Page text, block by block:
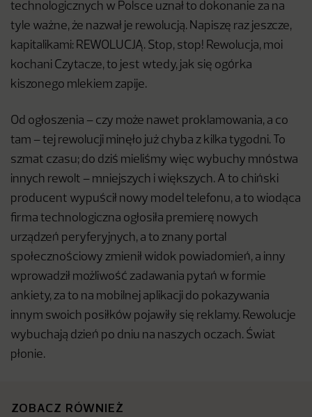
technologicznych w Polsce uznał to dokonanie za na
tyle ważne, że nazwał je rewolucją. Napiszę raz jeszcze,
kapitalikami: REWOLUCJĄ. Stop, stop! Rewolucja, moi
kochani Czytacze, to jest wtedy, jak się ogórka
kiszonego mlekiem zapije.
Od ogłoszenia – czy może nawet proklamowania, a co
tam – tej rewolucji minęło już chyba z kilka tygodni. To
szmat czasu; do dziś mieliśmy więc wybuchy mnóstwa
innych rewolt – mniejszych i większych. A to chiński
producent wypuścił nowy model telefonu, a to wiodąca
firma technologiczna ogłosiła premierę nowych
urządzeń peryferyjnych, a to znany portal
społecznościowy zmienił widok powiadomień, a inny
wprowadził możliwość zadawania pytań w formie
ankiety, za to na mobilnej aplikacji do pokazywania
innym swoich posiłków pojawiły się reklamy. Rewolucje
wybuchają dzień po dniu na naszych oczach. Świat
płonie.
ZOBACZ RÓWNIEŻ